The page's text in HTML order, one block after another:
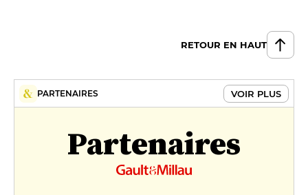
RETOUR EN HAUT
PARTENAIRES VOIR PLUS
Partenaires